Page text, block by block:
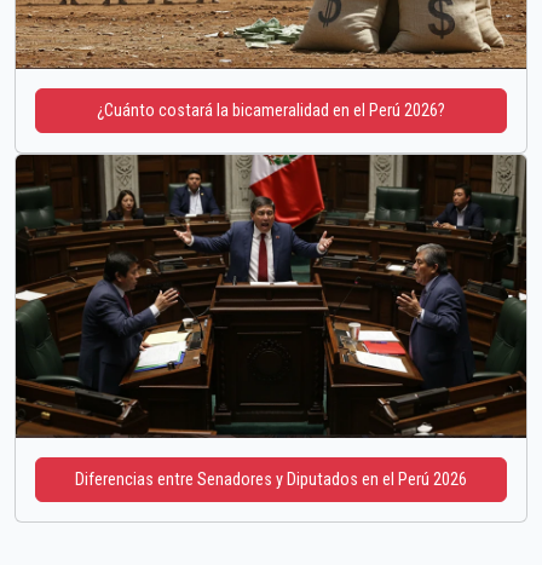
¿Cuánto costará la bicameralidad en el Perú 2026?
Diferencias entre Senadores y Diputados en el Perú 2026